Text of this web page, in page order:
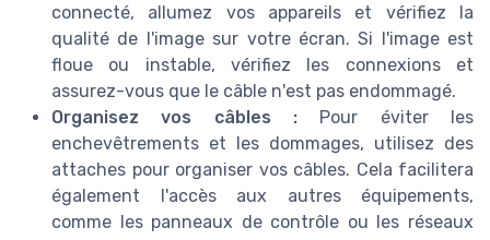
connecté, allumez vos appareils et vérifiez la
qualité de l'image sur votre écran. Si l'image est
floue ou instable, vérifiez les connexions et
assurez-vous que le câble n'est pas endommagé.
Organisez vos câbles : Pour éviter les
enchevêtrements et les dommages, utilisez des
attaches pour organiser vos câbles. Cela facilitera
également l'accès aux autres équipements,
comme les panneaux de contrôle ou les réseaux